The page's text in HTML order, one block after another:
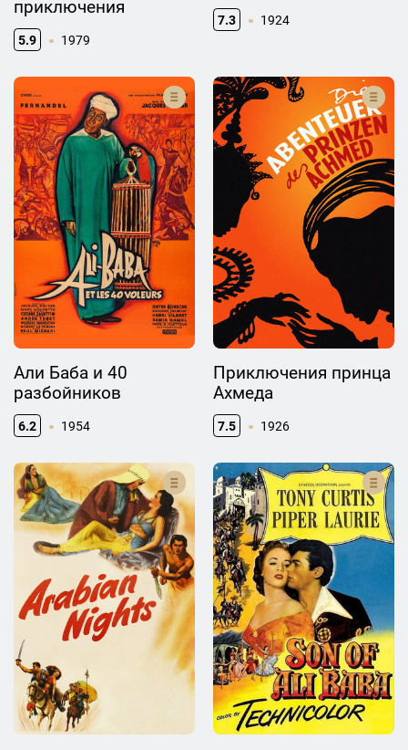
приключения
5.9 1979
7.3 1924
Али Баба и 40
разбойников
6.2 1954
Приключения принца
Ахмеда
7.5 1926